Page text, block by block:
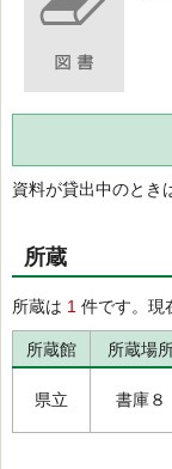
資料が貸出中のとき
所蔵
所蔵は 1 件です。現
所蔵館 所蔵場
県立 書庫８